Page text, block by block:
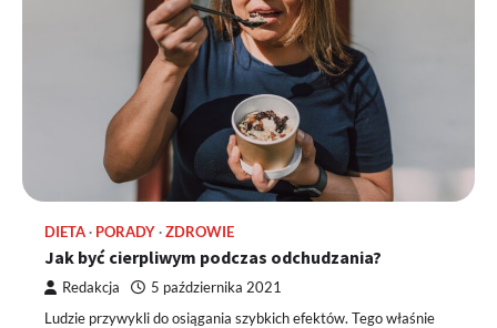
DIETA PORADY ZDROWIE
Jak być cierpliwym podczas odchudzania?
Redakcja 5 października 2021
Ludzie przywykli do osiągania szybkich efektów. Tego właśnie